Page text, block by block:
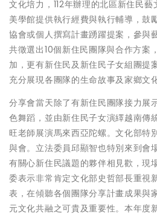
文化培力，112年辦理的北區新住民
美學館提供執行經費與執行輔導，鼓
協會或個人撰寫計畫踴躍提案，參與
共徵選出10個新住民團隊與合作方案
加，更有新住民及新住民子女組團提
充分展現各團隊的生命故事及家鄉文
分享會當天除了有新住民團隊接力展
色舞蹈，並由新住民子女演繹越南傳
旺老師展演馬來西亞陀螺。文化部特
與會。立法委員邱顯智也特別來到會
有關心新住民議題的夥伴相見歡，現
委表示非常肯定文化部史哲部長重視
表，在傾聽各個團隊分享計畫成果與
元文化共融之可貴及重要性。本年度